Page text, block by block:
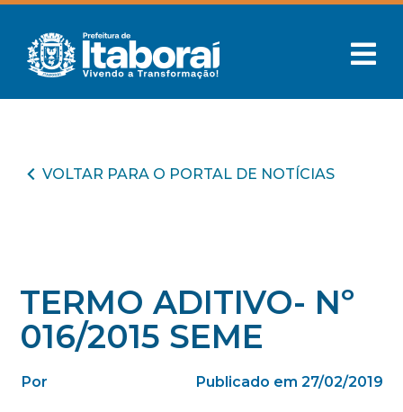
VOLTAR PARA O PORTAL DE NOTÍCIAS
TERMO ADITIVO- Nº
016/2015 SEME
Por Publicado em 27/02/2019